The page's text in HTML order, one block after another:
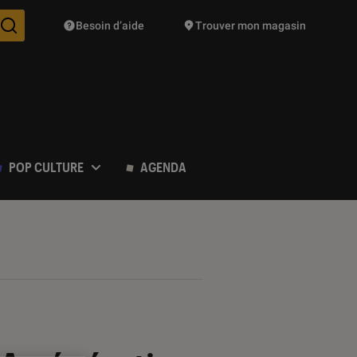
Des suggestions de produits vont vous être proposées
Besoin d’aide Trouver mon magasin
POP CULTURE AGENDA